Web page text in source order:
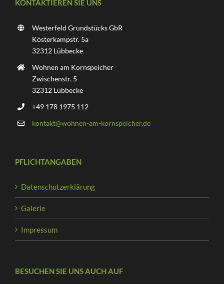
KONTAKTIEREN SIE UNS
Westerfeld Grundstücks GbR
Kösterkampstr. 5a
32312 Lübbecke
Wohnen am Kornspeicher
Zwischenstr. 5
32312 Lübbecke
+49 178 1975 112
kontakt@wohnen-am-kornspeicher.de
PFLICHTANGABEN
Datenschutzerklärung
Galerie
Impressum
BESUCHEN SIE UNS AUCH AUF